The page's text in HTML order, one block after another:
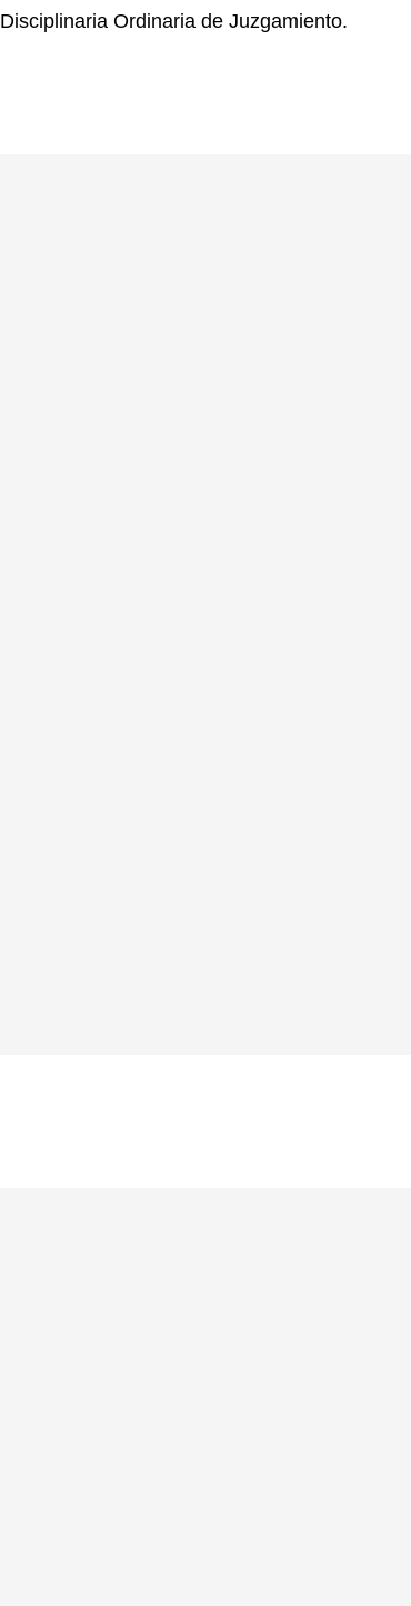
Disciplinaria Ordinaria de Juzgamiento.